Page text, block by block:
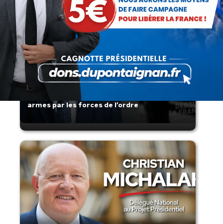
Présomption de légitimité de l’usage des
armes par les forces de l’ordre